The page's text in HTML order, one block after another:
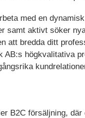
med en
samt aktivt söker
att bredda ditt
AB:s högkvalitativa
B2C försäljning,